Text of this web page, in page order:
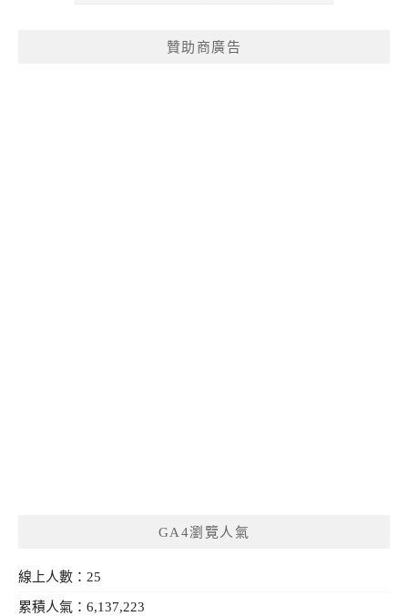
贊助商廣告
GA4瀏覽人氣
線上人數：25
累積人氣：6,137,223